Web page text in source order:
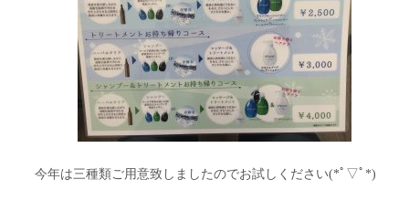
今年は三種類ご用意致しましたのでお試しください(*ﾟ▽ﾟ*)